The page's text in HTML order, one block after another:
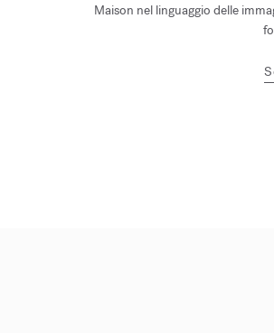
Maison nel linguaggio delle